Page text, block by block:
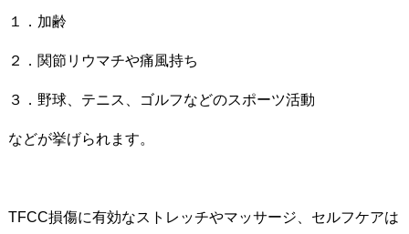
１．加齢
２．関節リウマチや痛風持ち
３．野球、テニス、ゴルフなどのスポーツ活動
などが挙げられます。
TFCC損傷に有効なストレッチやマッサージ、セルフケアは